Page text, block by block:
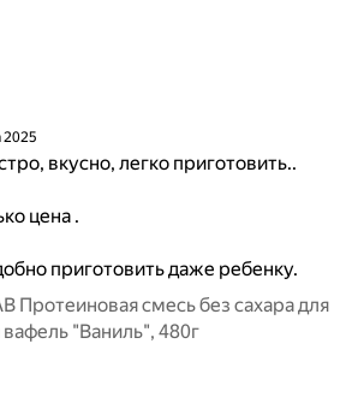
2025
вкусно, легко приготовить..
цена .
приготовить даже ребенку.
Протеиновая смесь без сахара для
"Ваниль", 480г